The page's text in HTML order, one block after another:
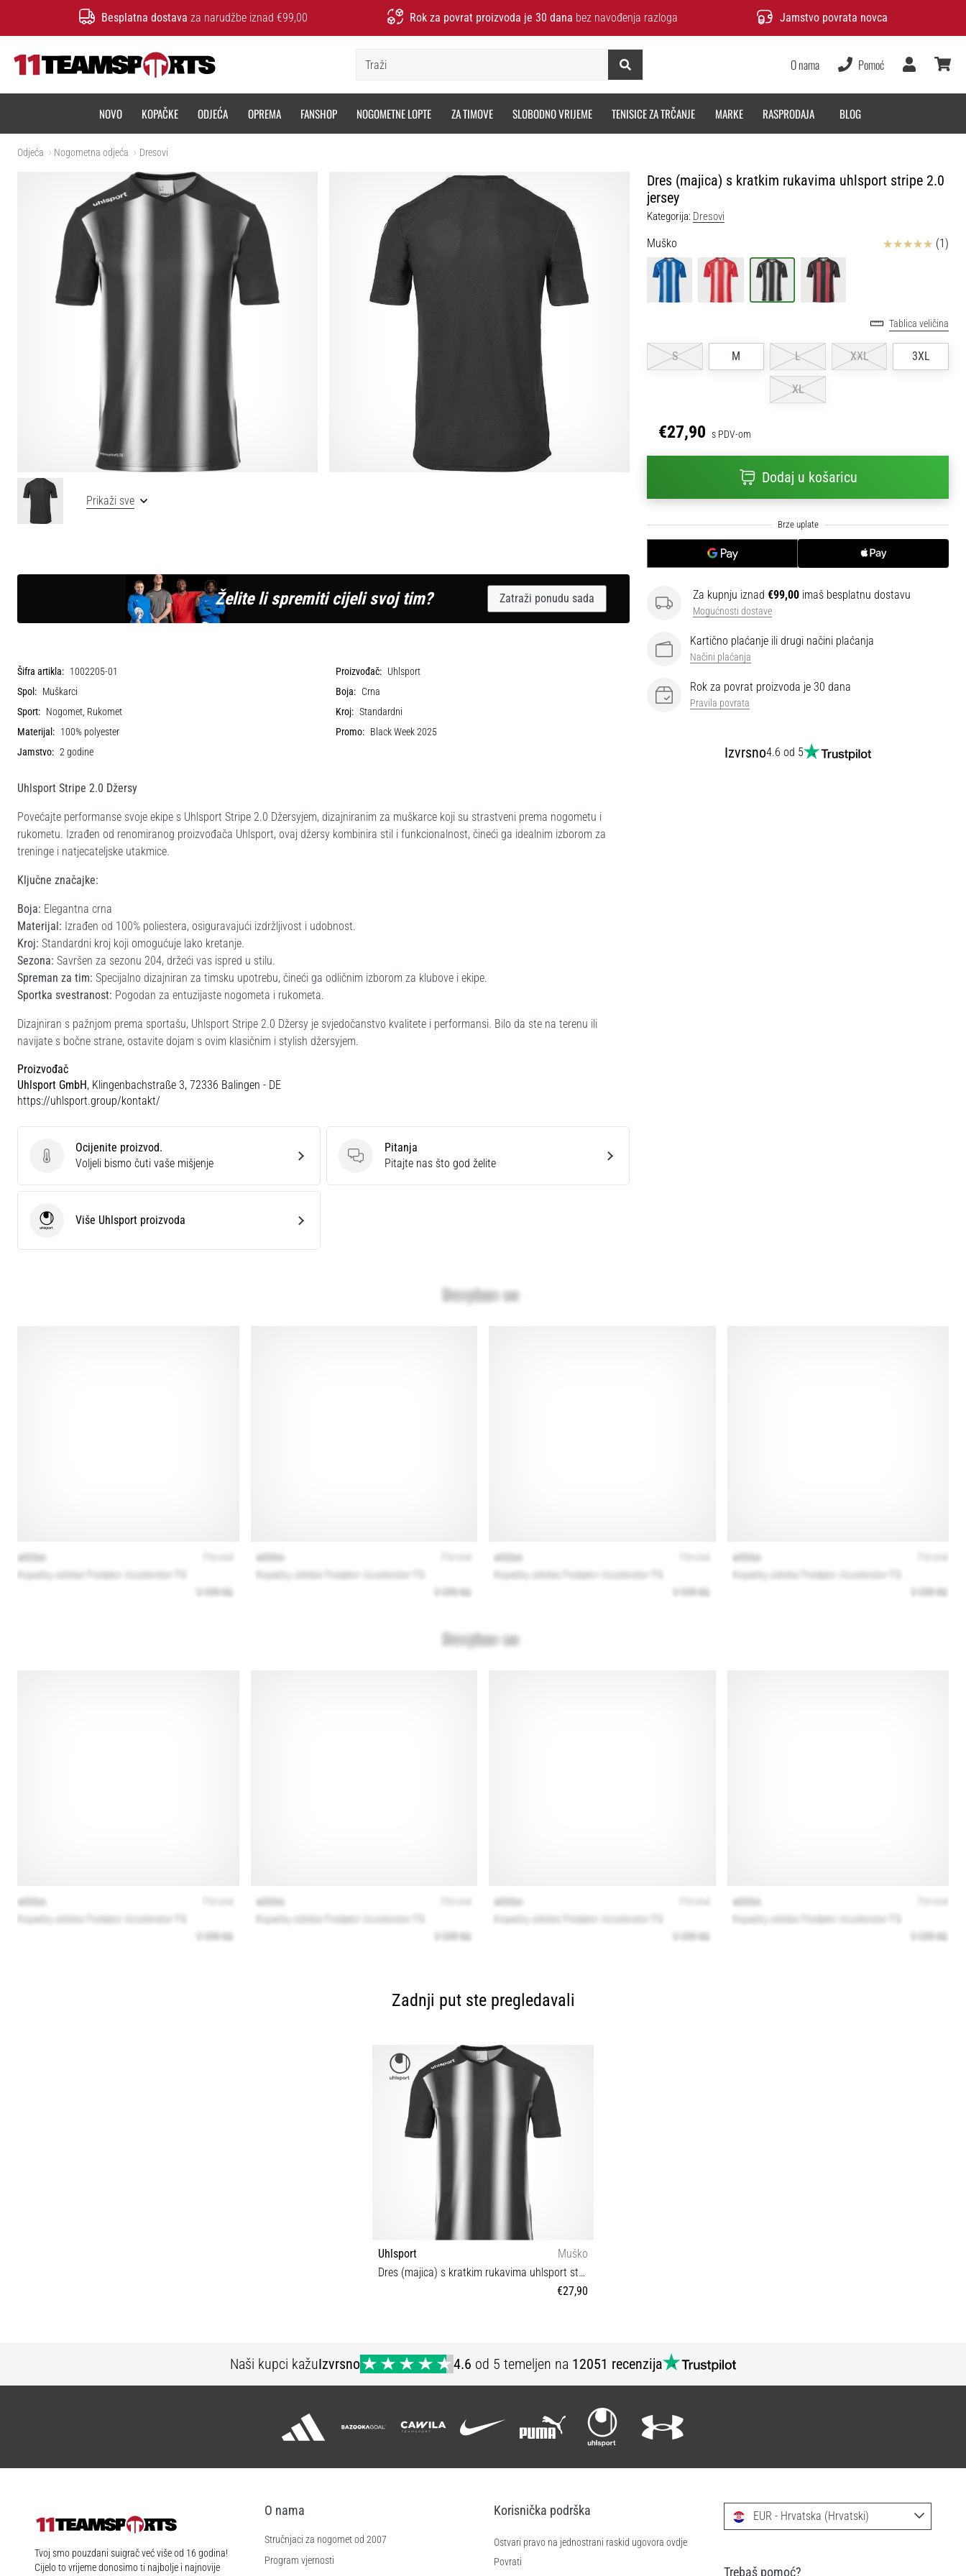
Besplatna dostava za narudžbe iznad €99,00 Rok za povrat proizvoda je 30 dana bez navođenja razloga Jamstvo povrata novca
O nama Pomoć
Korisnik
NOVO KOPAČKE ODJEĆA OPREMA FANSHOP NOGOMETNE LOPTE ZA TIMOVE SLOBODNO VRIJEME TENISICE ZA TRČANJE MARKE RASPRODAJA BLOG
Odjeća Nogometna odjeća Dresovi
Dres (majica) s kratkim rukavima uhlsport stripe 2.0
jersey
Kategorija: Dresovi
Muško Ocjena proizvoda
(1)
Tablica veličina
S M L XXL 3XL
XL
€27,90 s PDV-om
Dodaj u košaricu
Za kupnju iznad €99,00 imaš besplatnu dostavu
Mogućnosti dostave
Kartično plaćanje ili drugi načini plaćanja
Načini plaćanja
Rok za povrat proizvoda je 30 dana
Pravila povrata
Izvrsno4.6 od 5
Prikaži sve
Želite li spremiti cijeli svoj tim? Zatraži ponudu sada
Šifra artikla: 1002205-01 Proizvođač: Uhlsport
Spol: Muškarci Boja: Crna
Sport: Nogomet, Rukomet Kroj: Standardni
Materijal: 100% polyester Promo: Black Week 2025
Jamstvo: 2 godine
Uhlsport Stripe 2.0 Džersy
Povećajte performanse svoje ekipe s Uhlsport Stripe 2.0 Džersyjem, dizajniranim za muškarce koji su strastveni prema nogometu i
rukometu. Izrađen od renomiranog proizvođača Uhlsport, ovaj džersy kombinira stil i funkcionalnost, čineći ga idealnim izborom za
treninge i natjecateljske utakmice.
Ključne značajke:
Boja: Elegantna crna
Materijal: Izrađen od 100% poliestera, osiguravajući izdržljivost i udobnost.
Kroj: Standardni kroj koji omogućuje lako kretanje.
Sezona: Savršen za sezonu 204, držeći vas ispred u stilu.
Spreman za tim: Specijalno dizajniran za timsku upotrebu, čineći ga odličnim izborom za klubove i ekipe.
Sportka svestranost: Pogodan za entuzijaste nogometa i rukometa.
Dizajniran s pažnjom prema sportašu, Uhlsport Stripe 2.0 Džersy je svjedočanstvo kvalitete i performansi. Bilo da ste na terenu ili
navijate s bočne strane, ostavite dojam s ovim klasičnim i stylish džersyjem.
Proizvođač
Uhlsport GmbH, Klingenbachstraße 3, 72336 Balingen - DE
https://uhlsport.group/kontakt/
Ocijenite proizvod.
Ocijenite proizvod.
Voljeli bismo čuti vaše mišjenje
Pitanja
Pitanja
Pitajte nas što god želite
UhlsportViše Uhlsport proizvoda
Zadnji put ste pregledavali
Uhlsport
Muško
Dres (majica) s kratkim rukavima uhlsport stripe 2.0 jersey
€27,90
Naši kupci kažuIzvrsno 4.6 od 5 temeljen na 12051 recenzija
11teamsports.hr
Tvoj smo pouzdani suigrač već više od 16 godina!
Cijelo to vrijeme donosimo ti najbolje i najnovije
O nama
Stručnjaci za nogomet od 2007
Program vjernosti
Korisnička podrška
Ostvari pravo na jednostrani raskid ugovora ovdje
Povrati
EUR - Hrvatska (Hrvatski)
Trebaš pomoć?